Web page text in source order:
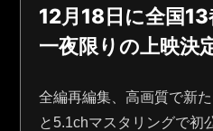
12月18日に全国
一夜限りの上映決
全編再編集、高画質で新
と5.1chマスタリングで初